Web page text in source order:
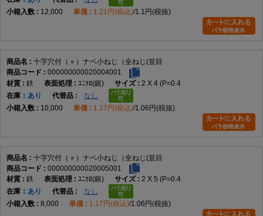
12,000
1.21円(税込) 1.1円(税抜)
十字穴付（＋）ナベ小ねじ（全ねじ(並目
000000000020004001
鉄
ﾕﾆｸﾛ(銀)
2 X 4 (P=0.4
在庫
あり
なし
10,000
1.17円(税込) 1.06円(税抜)
十字穴付（＋）ナベ小ねじ（全ねじ(並目
000000000020005001
鉄
ﾕﾆｸﾛ(銀)
2 X 5 (P=0.4
在庫
あり
なし
8,000
1.17円(税込) 1.06円(税抜)